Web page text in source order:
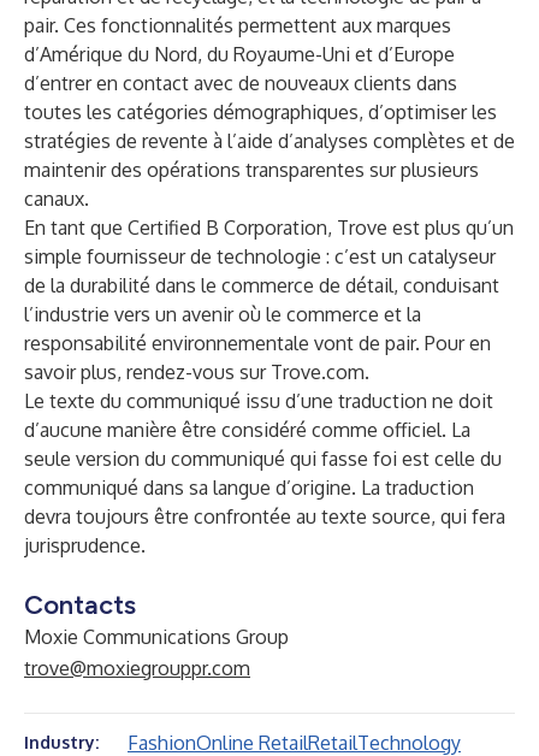
pair. Ces fonctionnalités permettent aux marques
d’Amérique du Nord, du Royaume-Uni et d’Europe
d’entrer en contact avec de nouveaux clients dans
toutes les catégories démographiques, d’optimiser les
stratégies de revente à l’aide d’analyses complètes et de
maintenir des opérations transparentes sur plusieurs
canaux.
En tant que Certified B Corporation, Trove est plus qu’un
simple fournisseur de technologie : c’est un catalyseur
de la durabilité dans le commerce de détail, conduisant
l’industrie vers un avenir où le commerce et la
responsabilité environnementale vont de pair. Pour en
savoir plus, rendez-vous sur Trove.com.
Le texte du communiqué issu d’une traduction ne doit
d’aucune manière être considéré comme officiel. La
seule version du communiqué qui fasse foi est celle du
communiqué dans sa langue d’origine. La traduction
devra toujours être confrontée au texte source, qui fera
jurisprudence.
Contacts
Moxie Communications Group
trove@moxiegrouppr.com
Industry: FashionOnline RetailRetailTechnology